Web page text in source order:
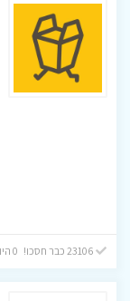
23106 כבר חסכו! 0 היום